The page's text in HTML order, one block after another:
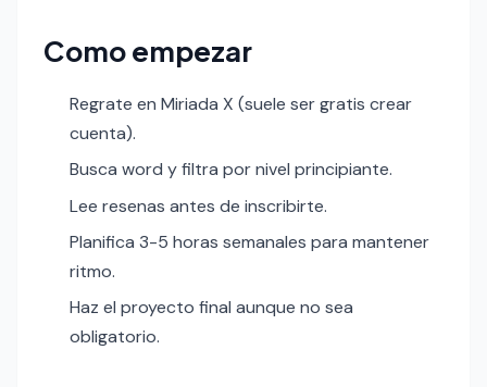
Como empezar
Regrate en Miriada X (suele ser gratis crear
cuenta).
Busca word y filtra por nivel principiante.
Lee resenas antes de inscribirte.
Planifica 3-5 horas semanales para mantener
ritmo.
Haz el proyecto final aunque no sea
obligatorio.